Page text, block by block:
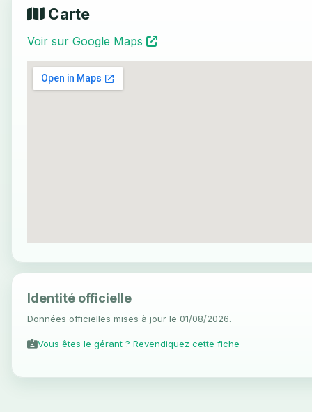
Carte
Voir sur Google Maps
Identité officielle
Données officielles mises à jour le 01/08/2026.
Vous êtes le gérant ? Revendiquez cette fiche